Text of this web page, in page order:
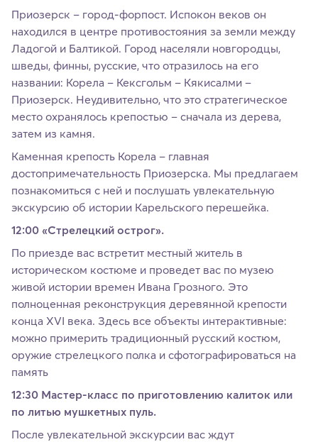
Приозерск – город-форпост. Испокон веков он
находился в центре противостояния за земли между
Ладогой и Балтикой. Город населяли новгородцы,
шведы, финны, русские, что отразилось на его
названии: Корела – Кексгольм – Кякисалми –
Приозерск. Неудивительно, что это стратегическое
место охранялось крепостью – сначала из дерева,
затем из камня.
Каменная крепость Корела – главная
достопримечательность Приозерска. Мы предлагаем
познакомиться с ней и послушать увлекательную
экскурсию об истории Карельского перешейка.
12:00 «Стрелецкий острог».
По приезде вас встретит местный житель в
историческом костюме и проведет вас по музею
живой истории времен Ивана Грозного. Это
полноценная реконструкция деревянной крепости
конца XVI века. Здесь все объекты интерактивные:
можно примерить традиционный русский костюм,
оружие стрелецкого полка и сфотографироваться на
память
12:30 Мастер-класс по приготовлению калиток или
по литью мушкетных пуль.
После увлекательной экскурсии вас ждут